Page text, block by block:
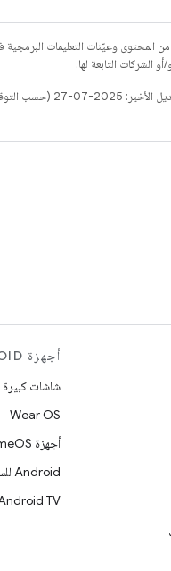
المحتوى وعيّنات التعليمات
التوقيت العالمي المتفَّق عليه)
أجهزة ANDROID
شاشات كبيرة
Wear OS
أجهزة ChromeOS
Android للسيارات
TV